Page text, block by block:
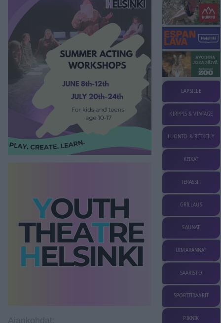
LAPSILLE
KIRPPIS & VINTAGE
LUONTO & RETKEILY
KEIKAT
TERASSIT
GRILLAUS
SAUNAT
UIMARANNAT
SAARISTO
SPORTTIBAARIT
PIKNIK